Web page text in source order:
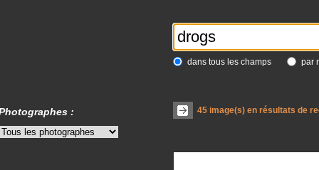
dans tous les champs par
45image(s) en résultats de
: